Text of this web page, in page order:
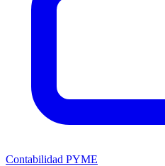
Contabilidad PYME